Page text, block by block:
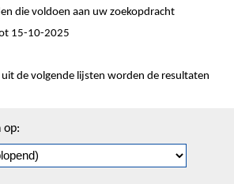
die voldoen aan uw zoekopdracht
15-10-2025
uit de volgende lijsten worden de resultaten
op: